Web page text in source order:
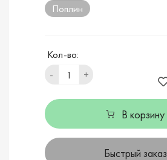
Поплин
Кол-во:
-
+
В корзину
Быстрый заказ